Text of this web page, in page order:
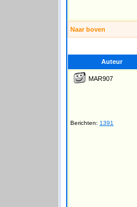
Naar boven
Auteur
MAR907
Berichten: 1391